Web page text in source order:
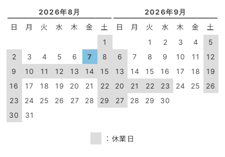
2026年8月
日 月 火 水 木 金 土
1
2
3 4 5 6 7
8
9
10 11 12 13 14
15
16
17 18 19 20 21
22
23
24 25 26 27 28
29
30
31
2026年9月
日 月 火 水 木 金 土
1 2 3 4
5
6
7 8 9 10 11
12
13
14 15 16 17 18
19
20
21 22 23 24 25
26
27
28 29 30
：休業日